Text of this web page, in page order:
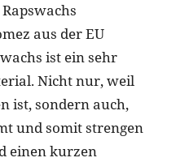
aus der EU
ist ein sehr
Nicht nur, weil
ist, sondern auch,
und somit strengen
einen kurzen